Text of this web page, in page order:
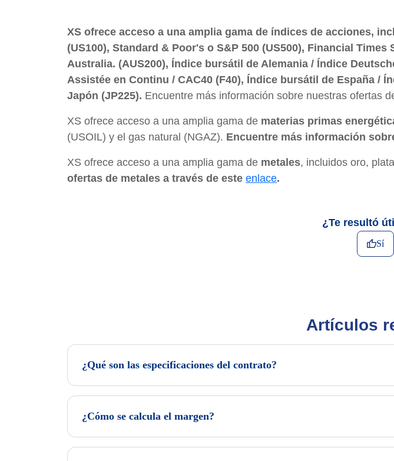
XS ofrece acceso a una amplia gama de índices de acciones,
(US100), Standard & Poor's o S&P 500 (US500), Financial
Australia. (AUS200), Índice bursátil de Alemania / Índice
Assistée en Continu / CAC40 (F40), Índice bursátil de España /
Japón (JP225). Encuentre más información sobre nuestras ofertas
XS ofrece acceso a una amplia gama de materias primas
(USOIL) y el gas natural (NGAZ). Encuentre más información
XS ofrece acceso a una amplia gama de metales, incluidos oro,
ofertas de metales a través de este enlace.
¿Te resultó
Sí
Artículos
¿Qué son las especificaciones del contrato?
¿Cómo se calcula el margen?